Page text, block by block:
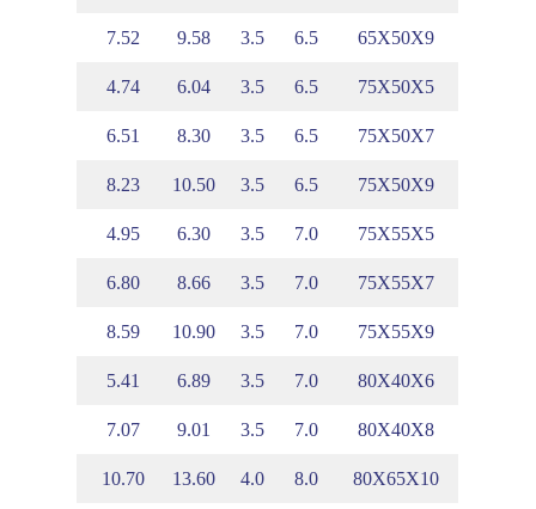
65X50X9
6.5
3.5
9.58
7.52
75X50X5
6.5
3.5
6.04
4.74
75X50X7
6.5
3.5
8.30
6.51
75X50X9
6.5
3.5
10.50
8.23
75X55X5
7.0
3.5
6.30
4.95
75X55X7
7.0
3.5
8.66
6.80
75X55X9
7.0
3.5
10.90
8.59
80X40X6
7.0
3.5
6.89
5.41
80X40X8
7.0
3.5
9.01
7.07
80X65X10
8.0
4.0
13.60
10.70